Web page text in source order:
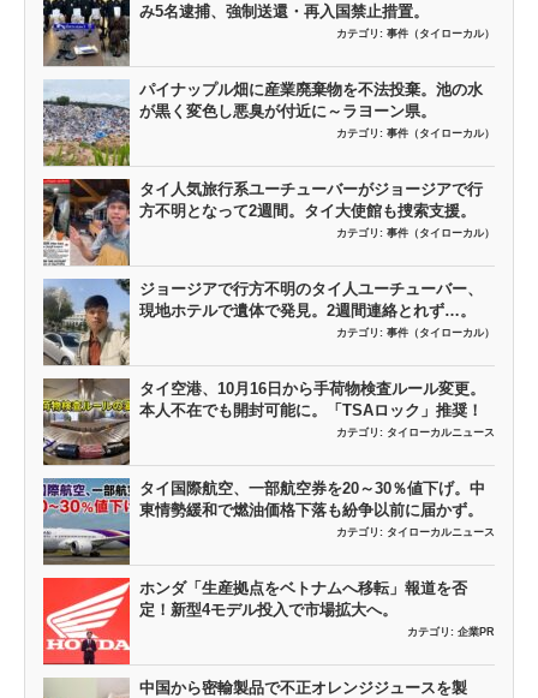
み5名逮捕、強制送還・再入国禁止措置。
カテゴリ: 事件（タイローカル）
パイナップル畑に産業廃棄物を不法投棄。池の水
が黒く変色し悪臭が付近に～ラヨーン県。
カテゴリ: 事件（タイローカル）
タイ人気旅行系ユーチューバーがジョージアで行
方不明となって2週間。タイ大使館も捜索支援。
カテゴリ: 事件（タイローカル）
ジョージアで行方不明のタイ人ユーチューバー、
現地ホテルで遺体で発見。2週間連絡とれず…。
カテゴリ: 事件（タイローカル）
タイ空港、10月16日から手荷物検査ルール変更。
本人不在でも開封可能に。「TSAロック」推奨！
カテゴリ: タイローカルニュース
タイ国際航空、一部航空券を20～30％値下げ。中
東情勢緩和で燃油価格下落も紛争以前に届かず。
カテゴリ: タイローカルニュース
ホンダ「生産拠点をベトナムへ移転」報道を否
定！新型4モデル投入で市場拡大へ。
カテゴリ: 企業PR
中国から密輸製品で不正オレンジジュースを製